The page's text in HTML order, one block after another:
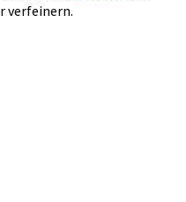
verfeinern.